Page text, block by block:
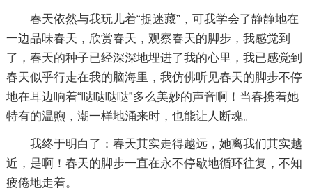
春天依然与我玩儿着“捉迷藏”，可我学会了静静地在
一边品味春天，欣赏春天，观察春天的脚步，我感觉到
了，春天的种子已经深深地埋进了我的心里，我已感觉到
春天似乎行走在我的脑海里，我仿佛听见春天的脚步不停
地在耳边响着“哒哒哒哒”多么美妙的声音啊！当春携着她
特有的温煦，潮一样地涌来时，也能让人断魂。
我终于明白了：春天其实走得越远，她离我们其实越
近，是啊！春天的脚步一直在永不停歇地循环往复，不知
疲倦地走着。